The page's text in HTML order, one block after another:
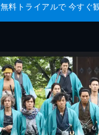
無料トライアルで 今すぐ